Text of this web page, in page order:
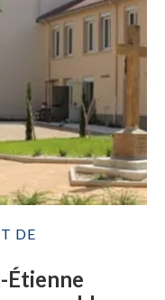
DE
Étienne